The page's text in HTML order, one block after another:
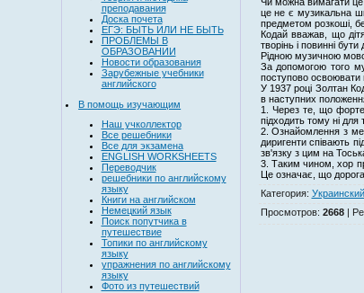
преподавания
Доска почета
ЕГЭ: БЫТЬ ИЛИ НЕ БЫТЬ
ПРОБЛЕМЫ В
ОБРАЗОВАНИИ
Новости образования
Зарубежные учебники
английского
В помощь изучающим
Наш учколлектор
Все решебники
Все для экзамена
ENGLISH WORKSHEETS
Переводчик
решебники по английскому
языку
Книги на английском
Немецкий язык
Поиск попутчика в
путешествие
Топики по английскому
языку
упражнения по английскому
языку
Фото из путешествий
це не є музикальна
предметом розкоші,
Кодай вважав, що
творінь і повинні бути
Рідною музичною
За допомогою того
поступово освоювати
У 1937 році Золтан
в наступних
1. Через те, що
підходить тому ні
2. Ознайомлення з
диригенти співають
зв'язку з цим на
3. Таким чином, хор
Це означає, що
Категория:
Просмотров: 2668|